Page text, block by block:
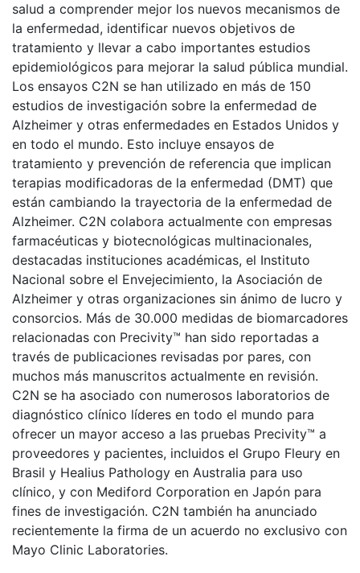
salud a comprender mejor los nuevos mecanismos de
la enfermedad, identificar nuevos objetivos de
tratamiento y llevar a cabo importantes estudios
epidemiológicos para mejorar la salud pública mundial.
Los ensayos C2N se han utilizado en más de 150
estudios de investigación sobre la enfermedad de
Alzheimer y otras enfermedades en Estados Unidos y
en todo el mundo. Esto incluye ensayos de
tratamiento y prevención de referencia que implican
terapias modificadoras de la enfermedad (DMT) que
están cambiando la trayectoria de la enfermedad de
Alzheimer. C2N colabora actualmente con empresas
farmacéuticas y biotecnológicas multinacionales,
destacadas instituciones académicas, el Instituto
Nacional sobre el Envejecimiento, la Asociación de
Alzheimer y otras organizaciones sin ánimo de lucro y
consorcios. Más de 30.000 medidas de biomarcadores
relacionadas con Precivity™ han sido reportadas a
través de publicaciones revisadas por pares, con
muchos más manuscritos actualmente en revisión.
C2N se ha asociado con numerosos laboratorios de
diagnóstico clínico líderes en todo el mundo para
ofrecer un mayor acceso a las pruebas Precivity™ a
proveedores y pacientes, incluidos el Grupo Fleury en
Brasil y Healius Pathology en Australia para uso
clínico, y con Mediford Corporation en Japón para
fines de investigación. C2N también ha anunciado
recientemente la firma de un acuerdo no exclusivo con
Mayo Clinic Laboratories.